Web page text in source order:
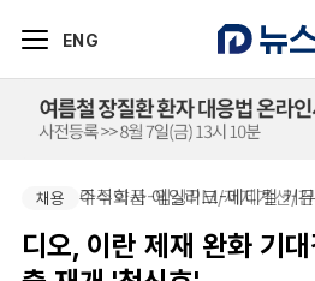
ENG
채용
채용 아주약품-임상PM/제제개선/
디오, 이란 제재 완화 기